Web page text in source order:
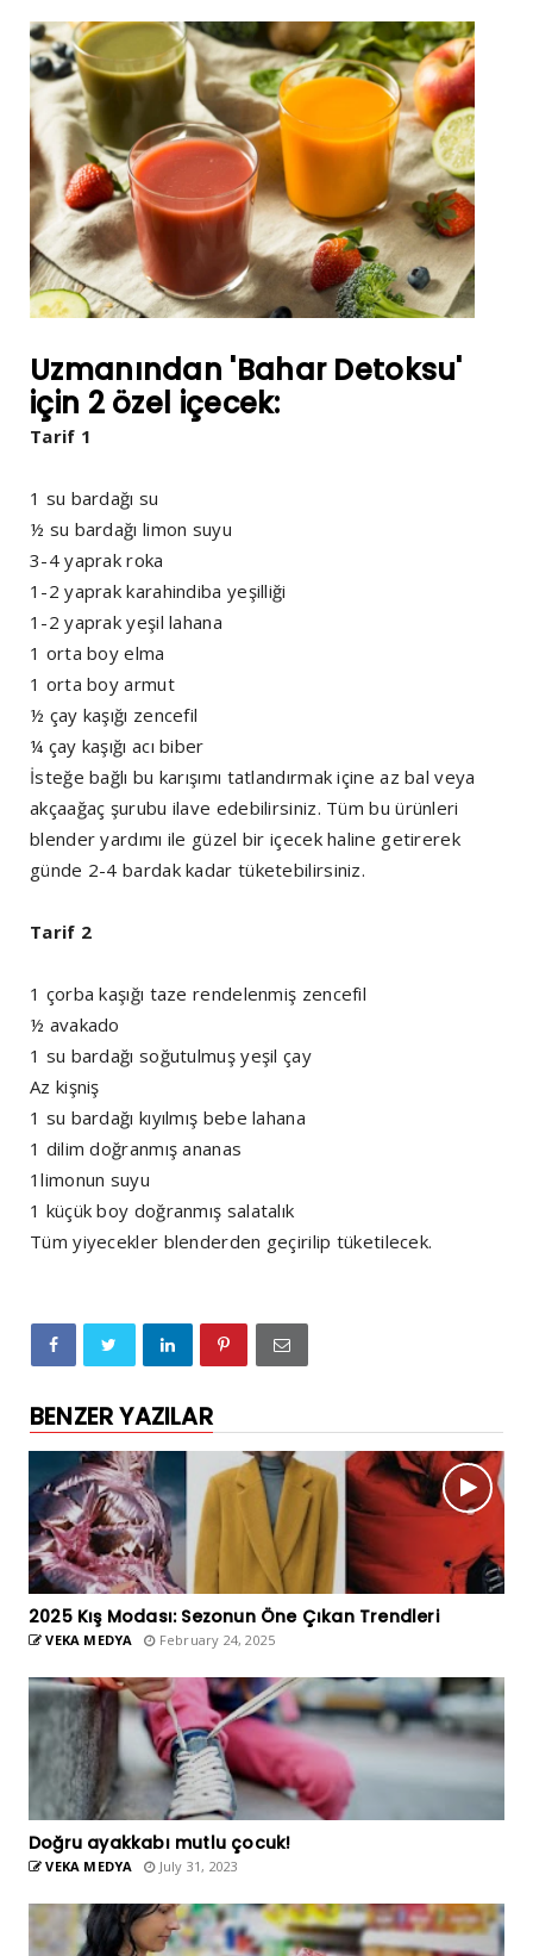
Uzmanından 'Bahar Detoksu'
için 2 özel içecek:
Tarif 1
1 su bardağı su
½ su bardağı limon suyu
3-4 yaprak roka
1-2 yaprak karahindiba yeşilliği
1-2 yaprak yeşil lahana
1 orta boy elma
1 orta boy armut
½ çay kaşığı zencefil
¼ çay kaşığı acı biber
İsteğe bağlı bu karışımı tatlandırmak içine az bal veya
akçaağaç şurubu ilave edebilirsiniz. Tüm bu ürünleri
blender yardımı ile güzel bir içecek haline getirerek
günde 2-4 bardak kadar tüketebilirsiniz.
Tarif 2
1 çorba kaşığı taze rendelenmiş zencefil
½ avakado
1 su bardağı soğutulmuş yeşil çay
Az kişniş
1 su bardağı kıyılmış bebe lahana
1 dilim doğranmış ananas
1limonun suyu
1 küçük boy doğranmış salatalık
Tüm yiyecekler blenderden geçirilip tüketilecek.
BENZER YAZILAR
2025 Kış Modası: Sezonun Öne Çıkan Trendleri
VEKA MEDYA February 24, 2025
Doğru ayakkabı mutlu çocuk!
VEKA MEDYA July 31, 2023